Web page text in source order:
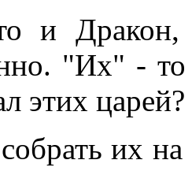
и Дракон,
"Их" -
этих царей?
их